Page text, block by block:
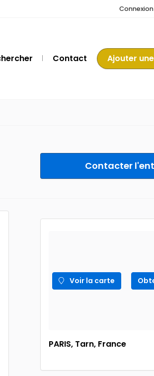
Connexion
Contact Ajouter
Contacter
Voir la carte
PARIS, Tarn, France